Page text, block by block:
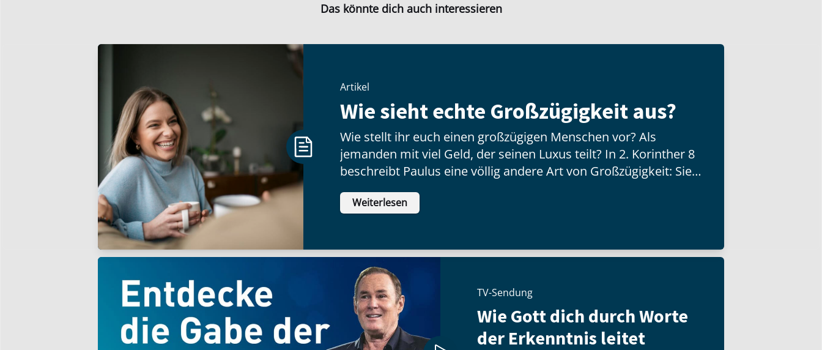
Das könnte dich auch interessieren
Artikel
Wie sieht echte Großzügigkeit aus?
Wie stellt ihr euch einen großzügigen Menschen vor? Als
jemanden mit viel Geld, der seinen Luxus teilt? In 2. Korinther 8
beschreibt Paulus eine völlig andere Art von Großzügigkeit: Sie
hat wenig zu tun mit dem, was jemand besitzt, sondern mit der
inneren Haltung:
Weiterlesen
TV-Sendung
Wie Gott dich durch Worte
der Erkenntnis leitet